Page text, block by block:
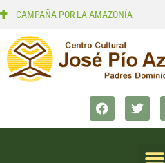
CAMPAÑA POR LA AMAZONÍA